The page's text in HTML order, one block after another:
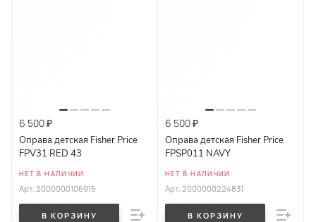
6 500 ₽
Оправа детская Fisher Price
FPV31 RED 43
НЕТ В НАЛИЧИИ
Арт. 2000000106915
В КОРЗИНУ
6 500 ₽
Оправа детская Fisher Price
FPSP011 NAVY
НЕТ В НАЛИЧИИ
Арт. 2000000224831
В КОРЗИНУ